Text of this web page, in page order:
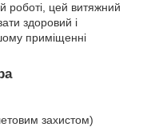
роботі, цей витяжний
здоровий і
приміщенні
захистом)